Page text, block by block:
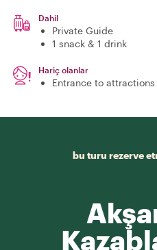
Dahil
Private Guide
1 snack & 1 drink
Hariç olanlar
Entrance to attractions
bu turu rezerve